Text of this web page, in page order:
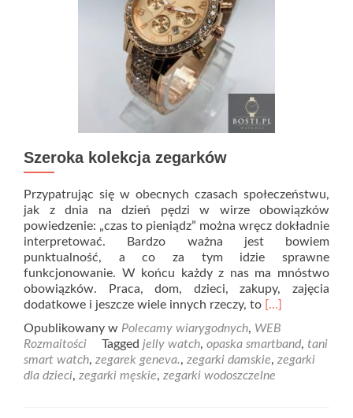
Szeroka kolekcja zegarków
Przypatrując się w obecnych czasach społeczeństwu,
jak z dnia na dzień pędzi w wirze obowiązków
powiedzenie: „czas to pieniądz” można wręcz dokładnie
interpretować. Bardzo ważna jest bowiem
punktualność, a co za tym idzie sprawne
funkcjonowanie. W końcu każdy z nas ma mnóstwo
obowiązków. Praca, dom, dzieci, zakupy, zajęcia
dodatkowe i jeszcze wiele innych rzeczy, to Read
about
Szeroka
kolekcja
zegarków
[…]
Opublikowany w Polecamy wiarygodnych, WEB
Rozmaitości
Tagged jelly watch, opaska smartband, tani
smart watch, zegarek geneva., zegarki damskie, zegarki
dla dzieci, zegarki męskie, zegarki wodoszczelne